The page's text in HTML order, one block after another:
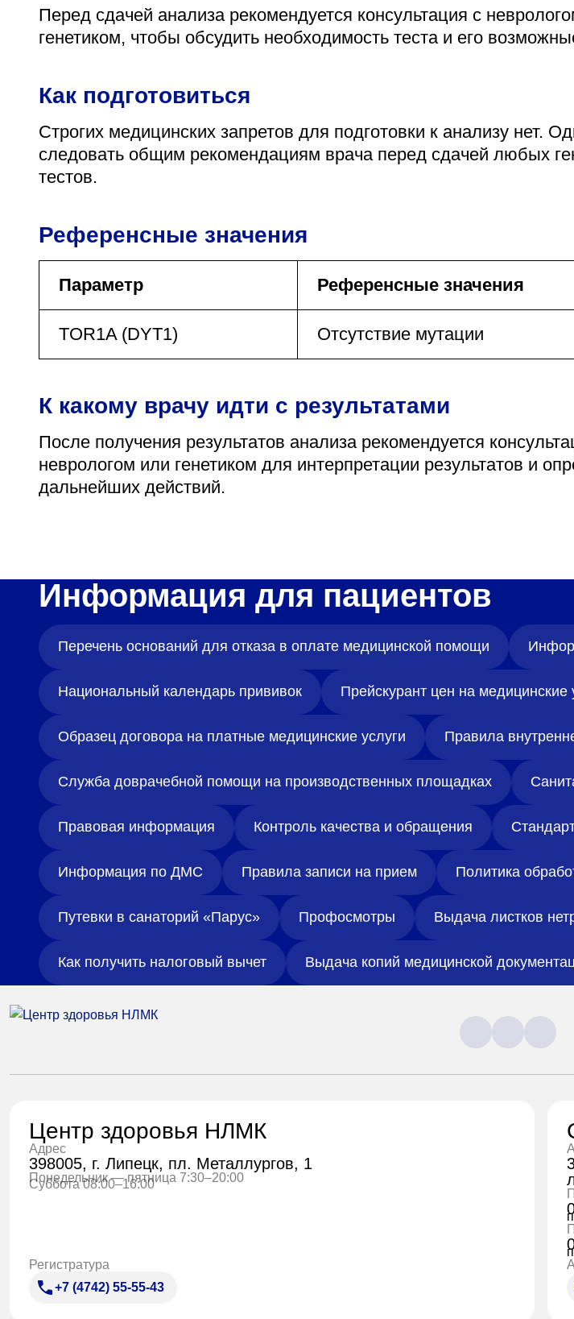
Перед сдачей анализа рекомендуется консультация с
генетиком, чтобы обсудить необходимость теста и его
Как подготовиться
Строгих медицинских запретов для подготовки к анализу нет.
следовать общим рекомендациям врача перед сдачей любых
тестов.
Референсные значения
Параметр Референсные значения
TOR1A (DYT1) Отсутствие мутации
К какому врачу идти с результатами
После получения результатов анализа рекомендуется
неврологом или генетиком для интерпретации результатов и
дальнейших действий.
Информация для пациентов
Перечень оснований для отказа в оплате медицинской помощи
Национальный календарь прививок Прейскурант цен на медицинские
Образец договора на платные медицинские услуги Правила
Служба доврачебной помощи на производственных площадках
Правовая информация Контроль качества и обращения
Информация по ДМС Правила записи на прием Политика
Путевки в санаторий «Парус» Профосмотры Выдача листков
Как получить налоговый вычет Выдача копий медицинской
Центр здоровья НЛМК
Адрес
398005, г. Липецк, пл. Металлургов, 1
Понедельник — пятница 7:30–20:00
Суббота 08:00–16:00
Регистратура
+7 (4742) 55-55-43